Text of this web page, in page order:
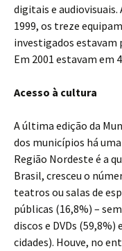
digitais e
1999, os treze
investigados estavam
Em 2001 estavam em
Acesso à cultura
A última edição da
dos municípios há
Região Nordeste é a
Brasil, cresceu o
teatros ou salas de
públicas (16,8%) –
discos e DVDs (59,8%)
cidades). Houve, no